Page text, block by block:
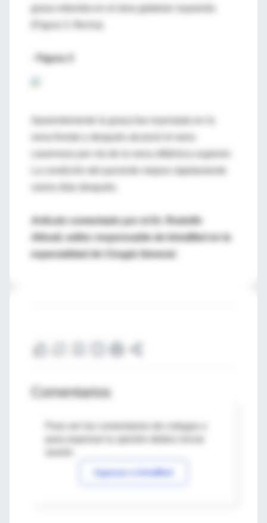
(Figura 3, flecha).
· Figura 3
cavernoso por vía de la vena oftálmica superior.
Artículo comentado por el Dr. Rodolfo
Altrudi, editor responsable de IntraMed en la
especialidad de Cirugía General.
Comentarios
Para ver los comentarios de colegas o
Ingresar a IntraMed